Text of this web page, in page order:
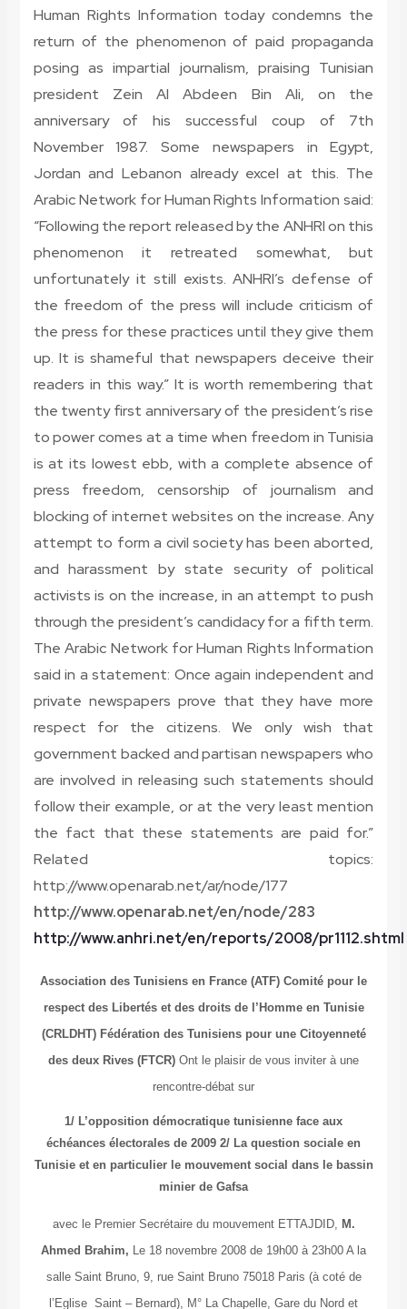
Human Rights Information today condemns the
return of the phenomenon of paid propaganda
posing as impartial journalism, praising Tunisian
president Zein Al Abdeen Bin Ali, on the
anniversary of his successful coup of 7th
November 1987. Some newspapers in Egypt,
Jordan and Lebanon already excel at this. The
Arabic Network for Human Rights Information said:
“Following the report released by the ANHRI on this
phenomenon it retreated somewhat, but
unfortunately it still exists. ANHRI’s defense of
the freedom of the press will include criticism of
the press for these practices until they give them
up. It is shameful that newspapers deceive their
readers in this way.” It is worth remembering that
the twenty first anniversary of the president’s rise
to power comes at a time when freedom in Tunisia
is at its lowest ebb, with a complete absence of
press freedom, censorship of journalism and
blocking of internet websites on the increase. Any
attempt to form a civil society has been aborted,
and harassment by state security of political
activists is on the increase, in an attempt to push
through the president’s candidacy for a fifth term.
The Arabic Network for Human Rights Information
said in a statement: Once again independent and
private newspapers prove that they have more
respect for the citizens. We only wish that
government backed and partisan newspapers who
are involved in releasing such statements should
follow their example, or at the very least mention
the fact that these statements are paid for.”
Related topics:
http://www.openarab.net/ar/node/177
http://www.openarab.net/en/node/283
http://www.anhri.net/en/reports/2008/pr1112.shtml
Association des Tunisiens en France (ATF) Comité pour le
respect des Libertés et des droits de l’Homme en Tunisie
(CRLDHT) Fédération des Tunisiens pour une Citoyenneté
des deux Rives (FTCR) Ont le plaisir de vous inviter à une
rencontre-débat sur
1/ L’opposition démocratique tunisienne face aux
échéances électorales de 2009 2/ La question sociale en
Tunisie et en particulier le mouvement social dans le bassin
minier de Gafsa
avec le Premier Secrétaire du mouvement ETTAJDID, M.
Ahmed Brahim, Le 18 novembre 2008 de 19h00 à 23h00 A la
salle Saint Bruno, 9, rue Saint Bruno 75018 Paris (à coté de
l’Eglise Saint – Bernard), M° La Chapelle, Gare du Nord et